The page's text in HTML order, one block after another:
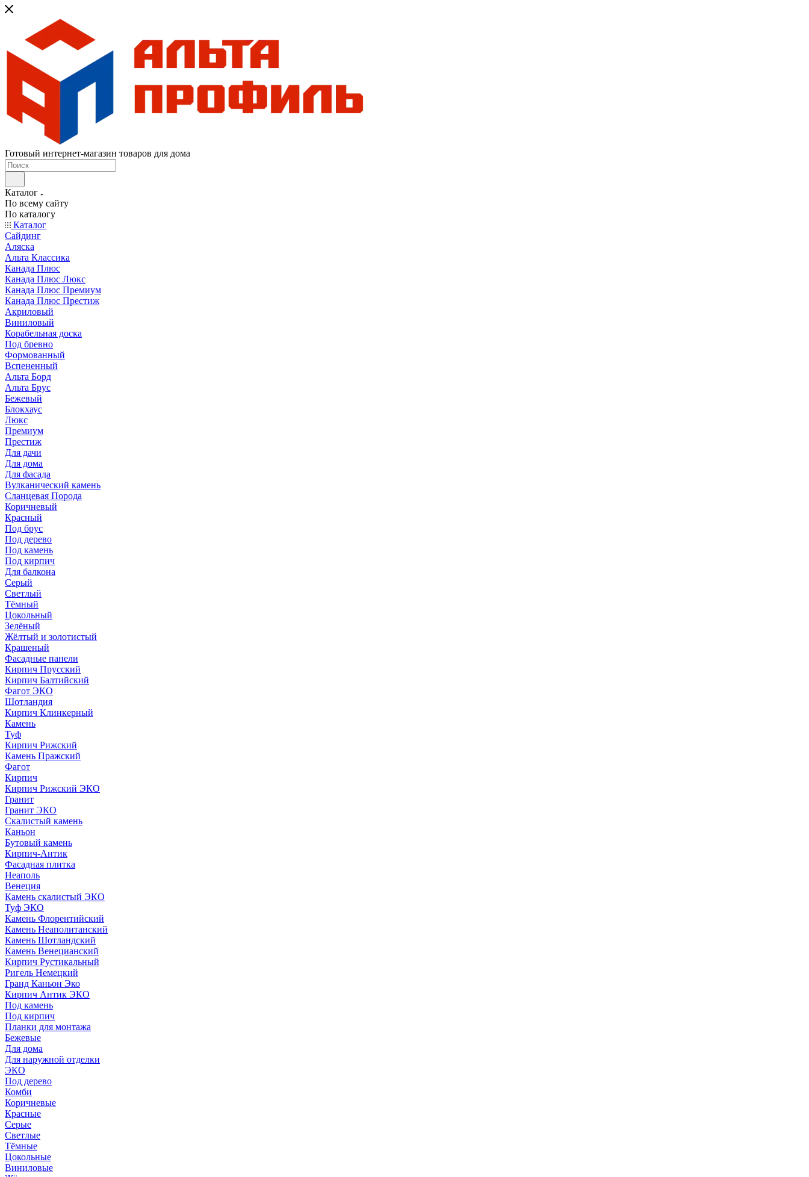
Готовый интернет-магазин товаров для дома
Каталог
По всему сайту
По каталогу
Каталог
Сайдинг
Аляска
Альта Классика
Канада Плюс
Канада Плюс Люкс
Канада Плюс Премиум
Канада Плюс Престиж
Акриловый
Виниловый
Корабельная доска
Под бревно
Формованный
Вспененный
Альта Борд
Альта Брус
Бежевый
Блокхаус
Люкс
Премиум
Престиж
Для дачи
Для дома
Для фасада
Вулканический камень
Сланцевая Порода
Коричневый
Красный
Под брус
Под дерево
Под камень
Под кирпич
Для балкона
Серый
Светлый
Тёмный
Цокольный
Зелёный
Жёлтый и золотистый
Крашеный
Фасадные панели
Кирпич Прусский
Кирпич Балтийский
Фагот ЭКО
Шотландия
Кирпич Клинкерный
Камень
Туф
Кирпич Рижский
Камень Пражский
Фагот
Кирпич
Кирпич Рижский ЭКО
Гранит
Гранит ЭКО
Скалистый камень
Каньон
Бутовый камень
Кирпич-Антик
Фасадная плитка
Неаполь
Венеция
Камень скалистый ЭКО
Туф ЭКО
Камень Флорентийский
Камень Неаполитанский
Камень Шотландский
Камень Венецианский
Кирпич Рустикальный
Ригель Немецкий
Гранд Каньон Эко
Кирпич Антик ЭКО
Под камень
Под кирпич
Планки для монтажа
Бежевые
Для дома
Для наружной отделки
ЭКO
Под дерево
Комби
Коричневые
Красные
Серые
Светлые
Тёмные
Цокольные
Виниловые